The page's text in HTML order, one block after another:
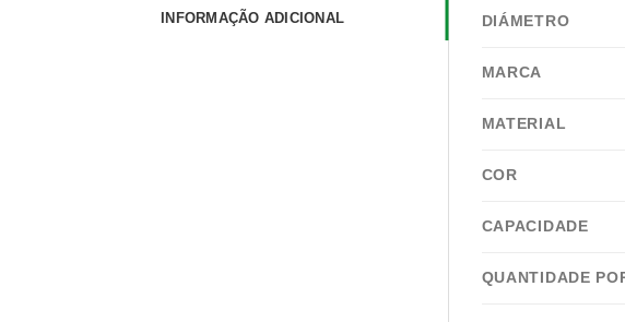
INFORMAÇÃO ADICIONAL DIÁMETRO
MARCA
MATERIAL
COR
CAPACIDADE
QUANTIDADE